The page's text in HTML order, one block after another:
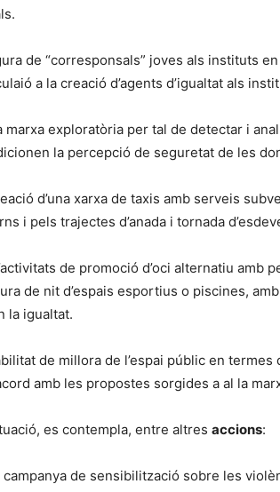
de “corresponsals” joves als instituts
a la creació d’agents d’igualtat als
marxa exploratòria per tal de detectar i
la percepció de seguretat de les
d’una xarxa de taxis amb serveis
i pels trajectes d’anada i tornada
de promoció d’oci alternatiu amb
de nit d’espais esportius o piscines,
la igualtat.
de millora de l’espai públic en termes
amb les propostes sorgides a al la
es contempla, entre altres accions:
de sensibilització sobre les